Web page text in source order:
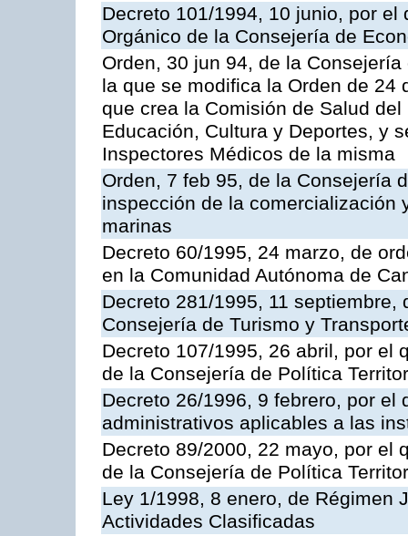
Decreto 101/1994, 10 junio, por
Orgánico de la Consejería de
Orden, 30 jun 94, de la
la que se modifica la Orden de 24
que crea la Comisión de Salud
Educación, Cultura y Deportes, y
Inspectores Médicos de la misma
Orden, 7 feb 95, de la Consejería
inspección de la comercialización
marinas
Decreto 60/1995, 24 marzo, de
en la Comunidad Autónoma de
Decreto 281/1995, 11
Consejería de Turismo y
Decreto 107/1995, 26 abril, por el
de la Consejería de Política
Decreto 26/1996, 9 febrero, por
administrativos aplicables a las
Decreto 89/2000, 22 mayo, por el
de la Consejería de Política
Ley 1/1998, 8 enero, de Régimen
Actividades Clasificadas